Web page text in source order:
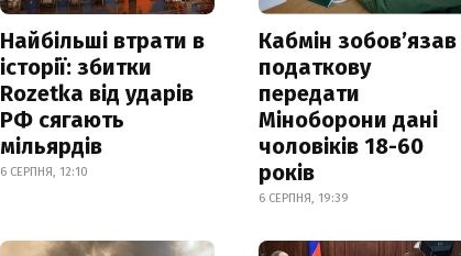
Найбільші втрати в
історії: збитки
Rozetka від ударів
РФ сягають
мільярдів
6 СЕРПНЯ, 12:10
Кабмін зобовʼязав
податкову
передати
Міноборони дані
чоловіків 18-60
років
6 СЕРПНЯ, 19:39